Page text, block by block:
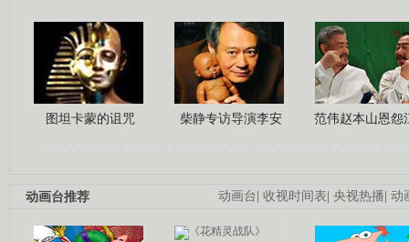
图坦卡蒙的诅咒 柴静专访导演李安 范伟赵本山恩怨
动画台| 收视时间表| 央视热播| 动
动画台推荐